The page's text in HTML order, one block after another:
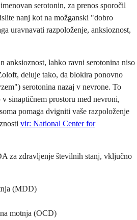
serotonin, za prenos sporočil
nanj kot na možganski "dobro
uravnavati razpoloženje, anksioznost,
anksioznost, lahko ravni serotonina niso
deluje tako, da blokira ponovno
serotonina nazaj v nevrone. To
sinaptičnem prostoru med nevroni,
pomaga dvigniti vaše razpoloženje
vir: National Center for
za zdravljenje številnih stanj, vključno
(MDD)
motnja (OCD)